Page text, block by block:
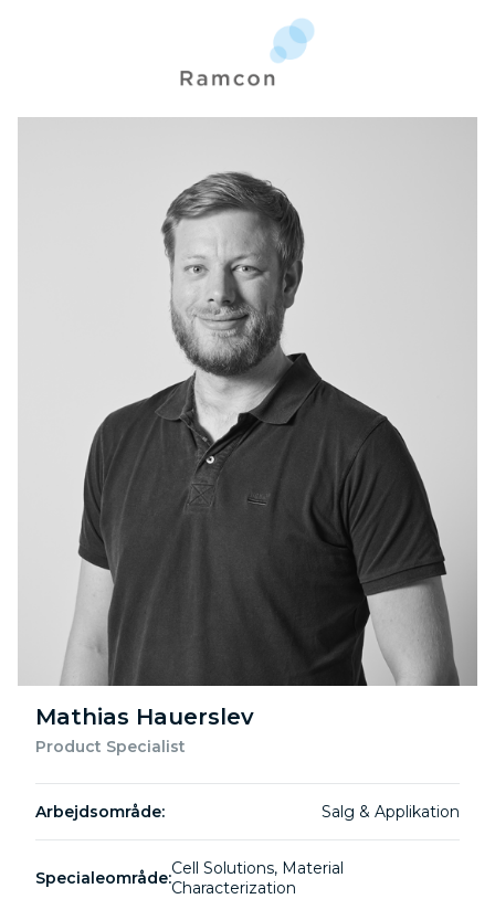
Mathias Hauerslev
Product Specialist
Arbejdsområde: Salg & Applikation
Specialeområde:Cell Solutions, Material
Characterization